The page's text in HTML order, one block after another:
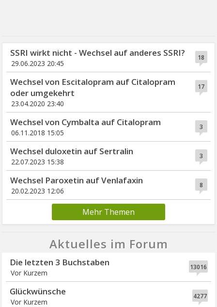
18
SSRI wirkt nicht - Wechsel auf anderes SSRI?
29.06.2023 20:45
17
Wechsel von Escitalopram auf Citalopram
oder umgekehrt
23.04.2020 23:40
3
Wechsel von Cymbalta auf Citalopram
06.11.2018 15:05
3
Wechsel duloxetin auf Sertralin
22.07.2023 15:38
8
Wechsel Paroxetin auf Venlafaxin
20.02.2023 12:06
Mehr Themen
Aktuelles im Forum
13016
Die letzten 3 Buchstaben
Vor Kurzem
4277
Glückwünsche
Vor Kurzem